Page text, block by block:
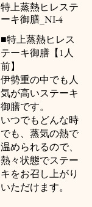
特上蒸熱ヒレステ
ーキ御膳_NI-4
■特上蒸熱ヒレス
テーキ御膳【1人
前】
伊勢重の中でも人
気が高いステーキ
御膳です。
いつでもどんな時
でも、蒸気の熱で
温められるので、
熱々状態でステー
キをお召し上がり
いただけます。